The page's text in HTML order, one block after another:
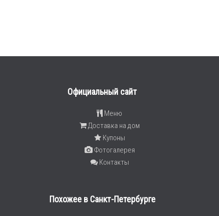
Официальный сайт
Меню
Доставка на дом
Купоны
Фотогалерея
Контакты
Похожее в Санкт-Петербурге